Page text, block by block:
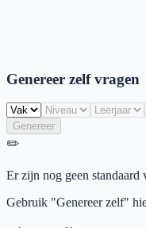
Genereer zelf vragen
Genereer
✏️
Er zijn nog geen
Gebruik "Genereer zelf"